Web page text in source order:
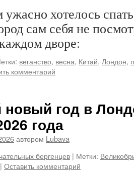
хотелось
сам себя не
дворе:
веганство, весна, Китай, Лондон,
комментарий
новый год в
года
автором Lubava
бергенцев | Метки:
| Оставить комментарий